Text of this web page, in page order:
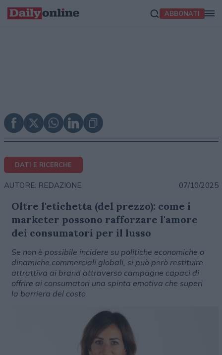
ABBONATI
DATI E RICERCHE
AUTORE: REDAZIONE 07/10/2025
Oltre l'etichetta (del prezzo): come i
marketer possono rafforzare l'amore
dei consumatori per il lusso
Se non è possibile incidere su politiche economiche o
dinamiche commerciali globali, si può però restituire
attrattiva ai brand attraverso campagne capaci di
offrire ai consumatori una spinta emotiva che superi
la barriera del costo